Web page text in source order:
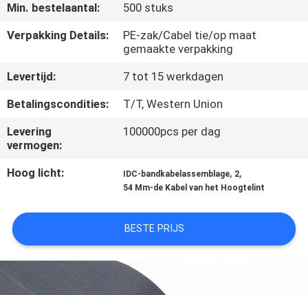
CONTACTEER
VERZOEK
OM EEN
CITAAT
NEWS
SITEMAP
Min. bestelaantal:
500 stuks
Verpakking Details:
PE-zak/Cabel tie/op maat
gemaakte verpakking
Levertijd:
7 tot 15 werkdagen
Betalingscondities:
T/T, Western Union
Levering
vermogen:
100000pcs per dag
Hoog licht: IDC-bandkabelassemblage, 2,
54 Mm-de Kabel van het Hoogtelint
BESTE PRIJS